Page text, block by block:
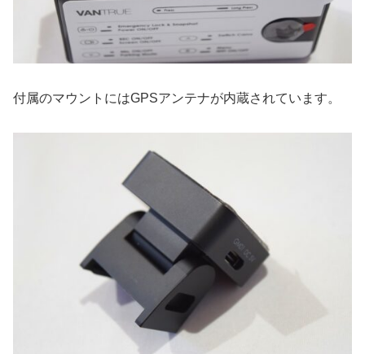
付属のマウントにはGPSアンテナが内蔵されています。